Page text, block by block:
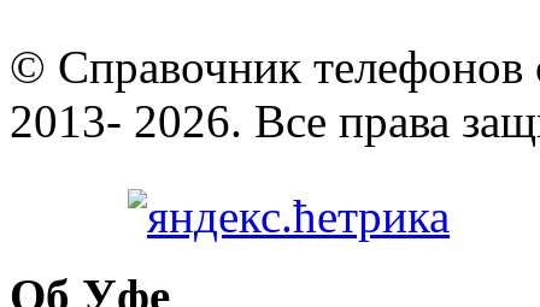
© Cправочник телефонов
2013- 2026. Все права
Об Уфе